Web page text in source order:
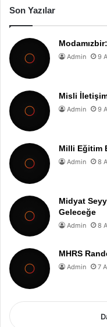
Son Yazılar
Admin 9
Misli
Admin 9
Milli Eğitim
Admin 8
Midyat
Geleceğe
Admin 8
MHRS
Admin 7